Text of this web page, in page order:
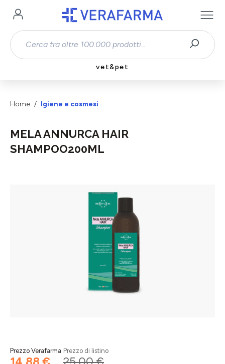
Passa al contenuto principale
vet&pet
Home Igiene e cosmesi
MELA ANNURCA HAIR
SHAMPOO200ML
Prezzo Verafarma Prezzo di listino